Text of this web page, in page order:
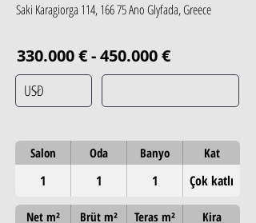
Saki Karagiorga 114, 166 75 Ano Glyfada, Greece
330.000 € - 450.000 €
Salon Oda Banyo Kat
1 1 1 Çok katlı
Net m² Brüt m² Teras m² Kira